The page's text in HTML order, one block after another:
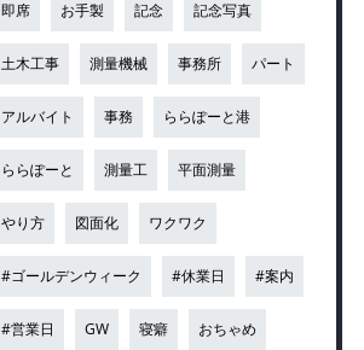
即席 お手製 記念 記念写真
土木工事 測量機械 事務所 パート
アルバイト 事務 ららぽーと港
ららぽーと 測量工 平面測量
やり方 図面化 ワクワク
#ゴールデンウィーク #休業日 #案内
#営業日 GW 寝癖 おちゃめ